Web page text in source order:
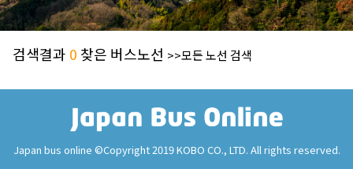
검색결과 0 찾은 버스노선 >>모든 노선 검색
Japan bus online ©Copyright 2019 KOBO CO., LTD. All rights reserved.